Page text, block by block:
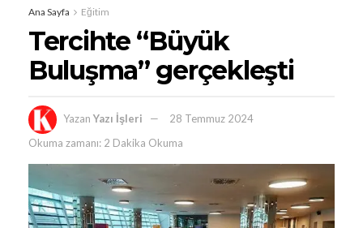
Ana Sayfa Eğitim
Tercihte “Büyük
Buluşma” gerçekleşti
Yazan Yazı İşleri
28 Temmuz 2024
Okuma zamanı: 2 Dakika Okuma